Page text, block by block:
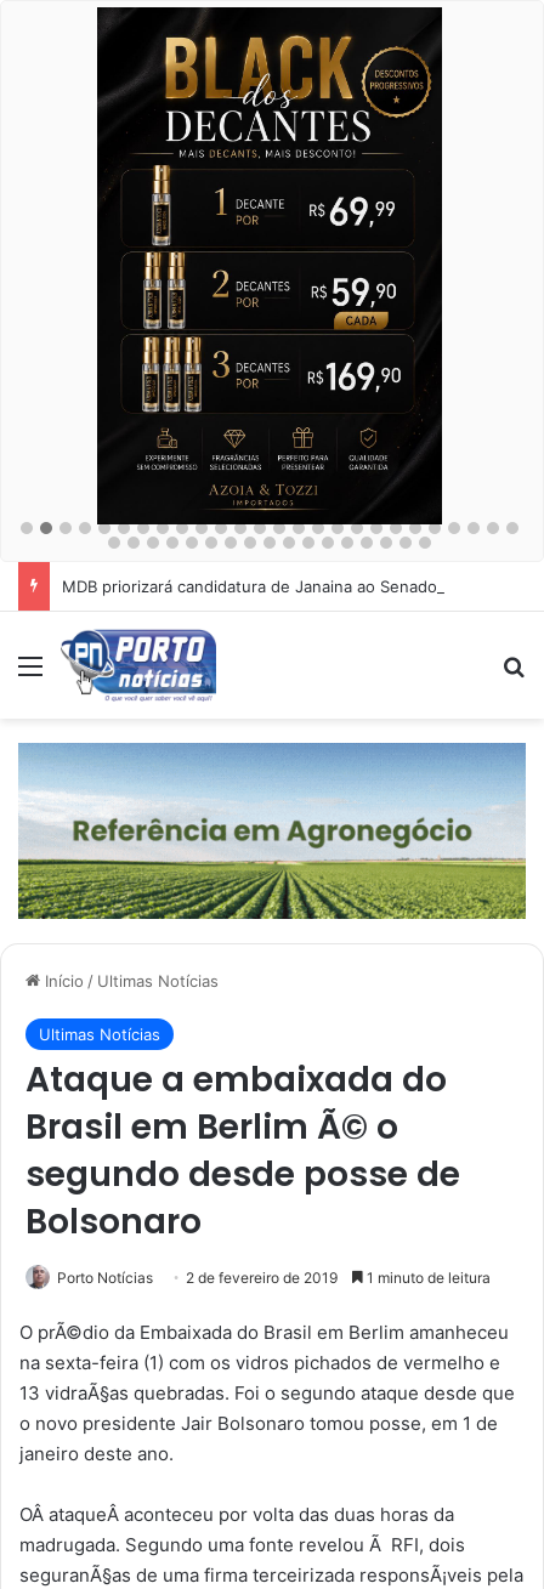
Menu
Início / Ultimas Notícias
Ultimas Notícias
Ataque a embaixada do
Brasil em Berlim Ã© o
segundo desde posse de
Bolsonaro
Porto Notícias 2 de fevereiro de 2019 1 minuto de leitura
O prÃ©dio da Embaixada do Brasil em Berlim amanheceu
na sexta-feira (1) com os vidros pichados de vermelho e
13 vidraÃ§as quebradas. Foi o segundo ataque desde que
o novo presidente Jair Bolsonaro tomou posse, em 1 de
janeiro deste ano.
OÂ ataqueÂ aconteceu por volta das duas horas da
madrugada. Segundo uma fonte revelou Ã RFI, dois
seguranÃ§as de uma firma terceirizada responsÃ¡veis pela